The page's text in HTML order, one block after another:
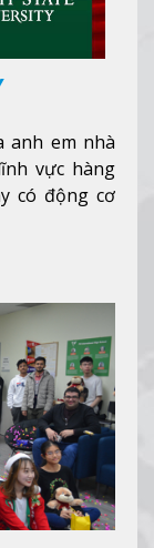
anh em nhà
vực hàng
có động cơ